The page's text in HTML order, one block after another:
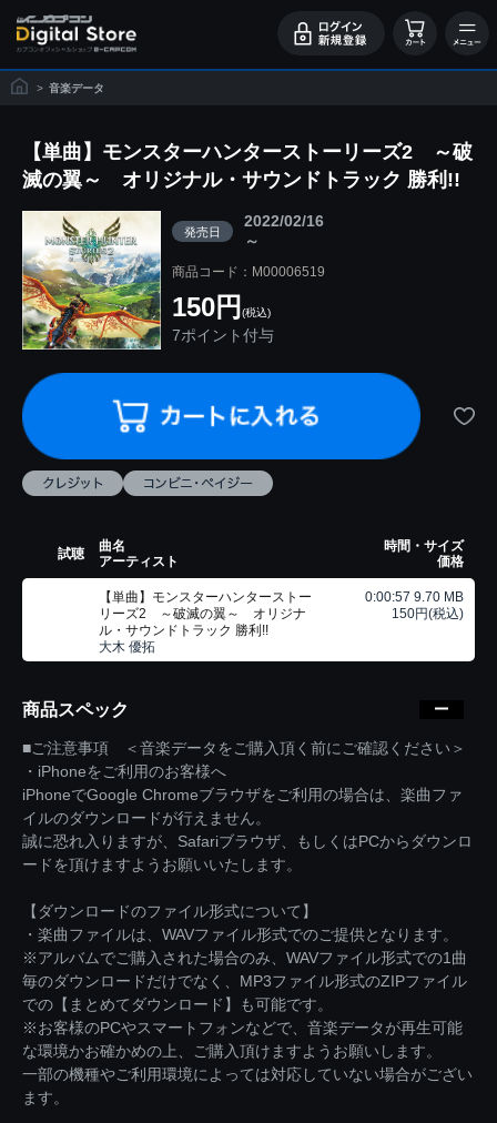
> 音楽データ
【単曲】モンスターハンターストーリーズ2 ～破
滅の翼～ オリジナル・サウンドトラック 勝利!!
発売日
2022/02/16
～
商品コード：M00006519
150円 (税込)
7ポイント付与
試聴
曲名
アーティスト
時間・サイズ
価格
【単曲】モンスターハンターストー
リーズ2 ～破滅の翼～ オリジナ
ル・サウンドトラック 勝利!!
大木 優拓
0:00:57 9.70 MB
150円(税込)
商品スペック
■ご注意事項 ＜音楽データをご購入頂く前にご確認ください＞
・iPhoneをご利用のお客様へ
iPhoneでGoogle Chromeブラウザをご利用の場合は、楽曲ファ
イルのダウンロードが行えません。
誠に恐れ入りますが、Safariブラウザ、もしくはPCからダウンロ
ードを頂けますようお願いいたします。
【ダウンロードのファイル形式について】
・楽曲ファイルは、WAVファイル形式でのご提供となります。
※アルバムでご購入された場合のみ、WAVファイル形式での1曲
毎のダウンロードだけでなく、MP3ファイル形式のZIPファイル
での【まとめてダウンロード】も可能です。
※お客様のPCやスマートフォンなどで、音楽データが再生可能
な環境かお確かめの上、ご購入頂けますようお願いします。
一部の機種やご利用環境によっては対応していない場合がござい
ます。